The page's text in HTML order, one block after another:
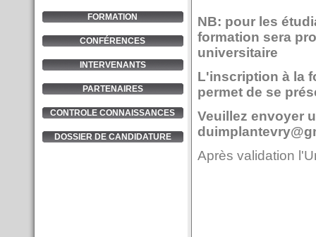
FORMATION
CONFÉRENCES
INTERVENANTS
PARTENAIRES
CONTROLE CONNAISSANCES
DOSSIER DE CANDIDATURE
NB: pour les
formation sera
universitaire
L'inscription à la
permet de se
Veuillez envoyer
Après validation